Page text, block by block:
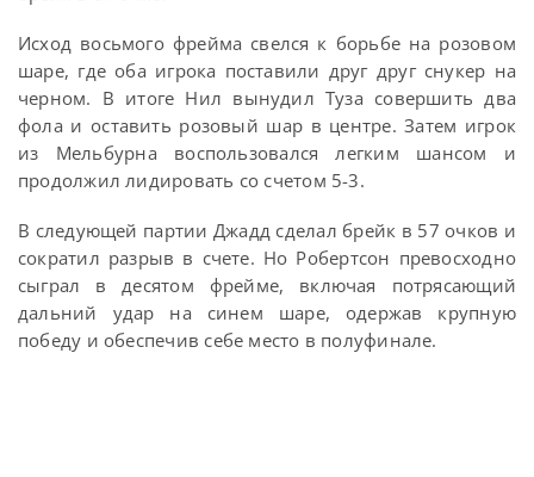
Исход восьмого фрейма свелся к борьбе на розовом
шаре, где оба игрока поставили друг друг снукер на
черном. В итоге Нил вынудил Туза совершить два
фола и оставить розовый шар в центре. Затем игрок
из Мельбурна воспользовался легким шансом и
продолжил лидировать со счетом 5-3.
В следующей партии Джадд сделал брейк в 57 очков и
сократил разрыв в счете. Но Робертсон превосходно
сыграл в десятом фрейме, включая потрясающий
дальний удар на синем шаре, одержав крупную
победу и обеспечив себе место в полуфинале.